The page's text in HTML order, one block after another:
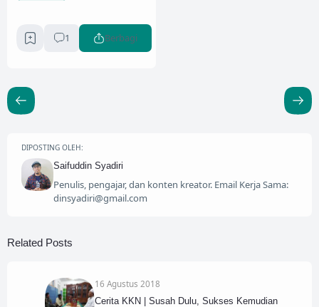
1 Berbagi
DIPOSTING OLEH:
Saifuddin Syadiri
Penulis, pengajar, dan konten kreator. Email Kerja Sama:
dinsyadiri@gmail.com
Related Posts
16 Agustus 2018
Cerita KKN | Susah Dulu, Sukses Kemudian